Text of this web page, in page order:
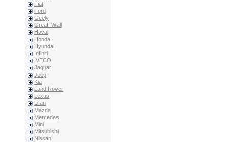
Fiat
Ford
Geely
Great_Wall
Haval
Honda
Hyundai
Infiniti
IVECO
Jaguar
Jeep
Kia
Land Rover
Lexus
Lifan
Mazda
Mercedes
Mini
Mitsubishi
Nissan